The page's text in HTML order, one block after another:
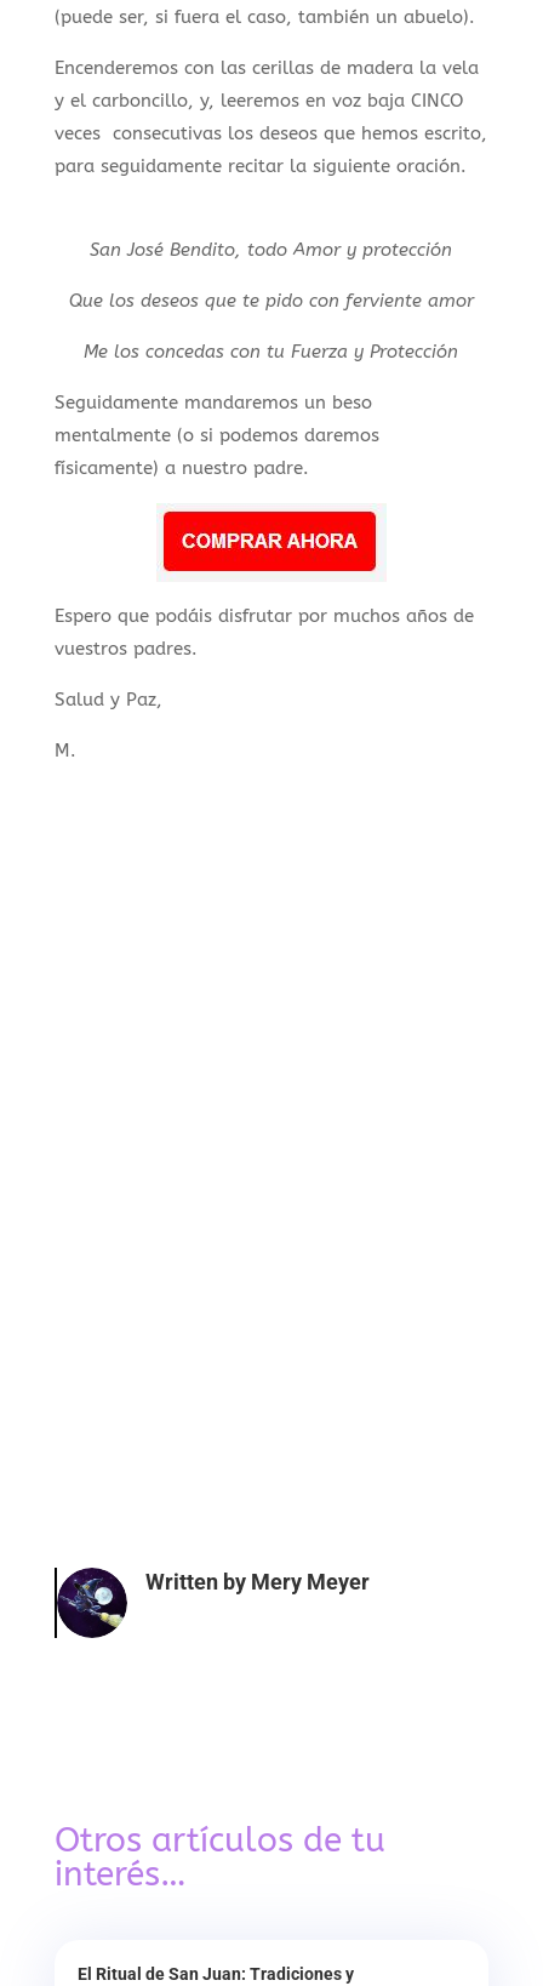
(puede ser, si fuera el caso, también un abuelo).
Encenderemos con las cerillas de madera la vela
y el carboncillo, y, leeremos en voz baja CINCO
veces consecutivas los deseos que hemos escrito,
para seguidamente recitar la siguiente oración.
San José Bendito, todo Amor y protección
Que los deseos que te pido con ferviente amor
Me los concedas con tu Fuerza y Protección
Seguidamente mandaremos un beso
mentalmente (o si podemos daremos
físicamente) a nuestro padre.
Espero que podáis disfrutar por muchos años de
vuestros padres.
Salud y Paz,
M.
Written by Mery Meyer
Otros artículos de tu
interés…
El Ritual de San Juan: Tradiciones y